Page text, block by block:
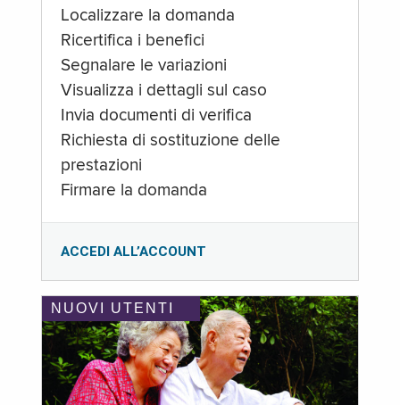
Localizzare la domanda
Ricertifica i benefici
Segnalare le variazioni
Visualizza i dettagli sul caso
Invia documenti di verifica
Richiesta di sostituzione delle
prestazioni
Firmare la domanda
ACCEDI ALL’ACCOUNT
NUOVI UTENTI